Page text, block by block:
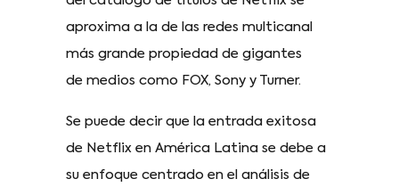
aproxima a la de las redes multicanal
más grande propiedad de gigantes
de medios como FOX, Sony y Turner.
Se puede decir que la entrada exitosa
de Netflix en América Latina se debe a
su enfoque centrado en el análisis de